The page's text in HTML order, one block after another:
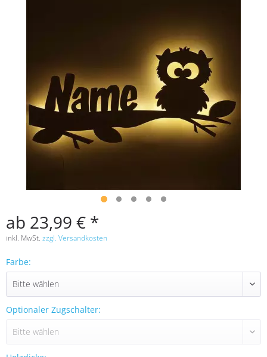
ab 23,99 € *
inkl. MwSt. zzgl. Versandkosten
Farbe:
Optionaler Zugschalter: